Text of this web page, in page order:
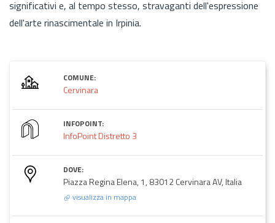
significativi e, al tempo stesso, stravaganti dell'espressione
dell'arte rinascimentale in Irpinia.
COMUNE:
Cervinara
INFOPOINT:
InfoPoint Distretto 3
DOVE:
Piazza Regina Elena, 1, 83012 Cervinara AV, Italia
visualizza in mappa